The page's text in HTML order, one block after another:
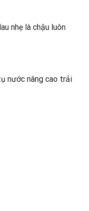
nhẹ là chậu luôn
nước nâng cao trải